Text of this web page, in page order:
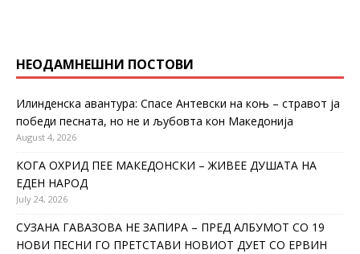
НЕОДАМНЕШНИ ПОСТОВИ
Илинденска авантура: Спасе Антевски на коњ – стравот ја
победи песната, но не и љубовта кон Македонија
August 4, 2026
КОГА ОХРИД ПЕЕ МАКЕДОНСКИ – ЖИВЕЕ ДУШАТА НА
ЕДЕН НАРОД
July 24, 2026
СУЗАНА ГАВАЗОВА НЕ ЗАПИРА – ПРЕД АЛБУМОТ СО 19
НОВИ ПЕСНИ ГО ПРЕТСТАВИ НОВИОТ ДУЕТ СО ЕРВИН